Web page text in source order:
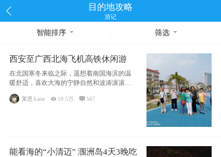
目的地攻略
游记
智能排序 筛选
西安至广西北海飞机高铁休闲游
在北国寒冬来临之际，遥想着南国海滨的温
暖舒适，喜欢大海的宁静自然和波涛滚滚，
海滨城市
莱恩 Lion  10.5万  567
能看海的“小清迈” 涠洲岛4天3晚吃